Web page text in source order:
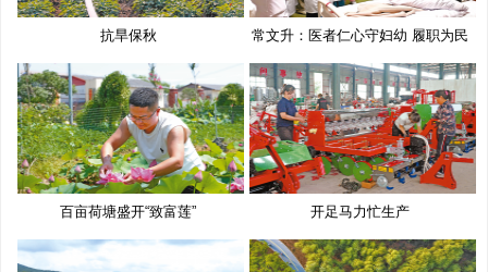
抗旱保秋 常文升：医者仁心守妇幼 履职为民
百亩荷塘盛开“致富莲” 开足马力忙生产